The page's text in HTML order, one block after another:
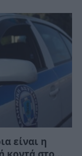
είναι η